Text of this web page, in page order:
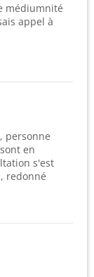
médiumnité
appel à
personne
en
s'est
redonné